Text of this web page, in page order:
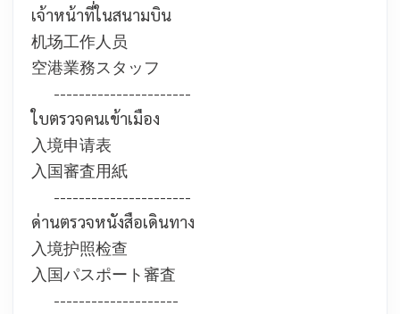
เจ้าหน้าที่ในสนามบิน
机场工作人员
空港業務スタッフ
----------------------
ใบตรวจคนเข้าเมือง
入境申请表
入国審査用紙
----------------------
ด่านตรวจหนังสือเดินทาง
入境护照检查
入国パスポート審査
--------------------